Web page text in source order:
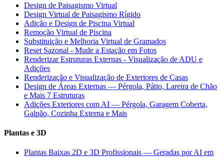
Design de Paisagismo Virtual
Design Virtual de Paisagismo Rígido
Adição e Design de Piscina Virtual
Remoção Virtual de Piscina
Substituição e Melhoria Virtual de Gramados
Reset Sazonal - Mude a Estação em Fotos
Renderizar Estruturas Externas - Visualização de ADU e
Adições
Renderização e Visualização de Exteriores de Casas
Design de Áreas Externas — Pérgola, Pátio, Lareira de Chão
e Mais 7 Estruturas
Adições Exteriores com AI — Pérgola, Garagem Coberta,
Galpão, Cozinha Externa e Mais
Plantas e 3D
Plantas Baixas 2D e 3D Profissionais — Geradas por AI em